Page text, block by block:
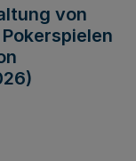
von